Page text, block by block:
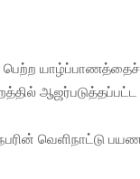
பெற்ற
ஆஜர்படுத்தப்பட்ட
வெளிநாட்டு